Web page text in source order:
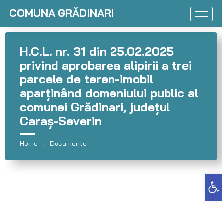
COMUNA GRĂDINARI
H.C.L. nr. 31 din 25.02.2025
privind aprobarea alipirii a trei
parcele de teren-imobil
aparţinând domeniului public al
comunei Grădinari, județul
Caraș-Severin
Home / Documente
Deschide bara de unelte